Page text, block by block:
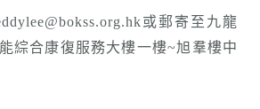
或郵寄至九龍
綜合康復服務大樓一樓~旭羣樓中